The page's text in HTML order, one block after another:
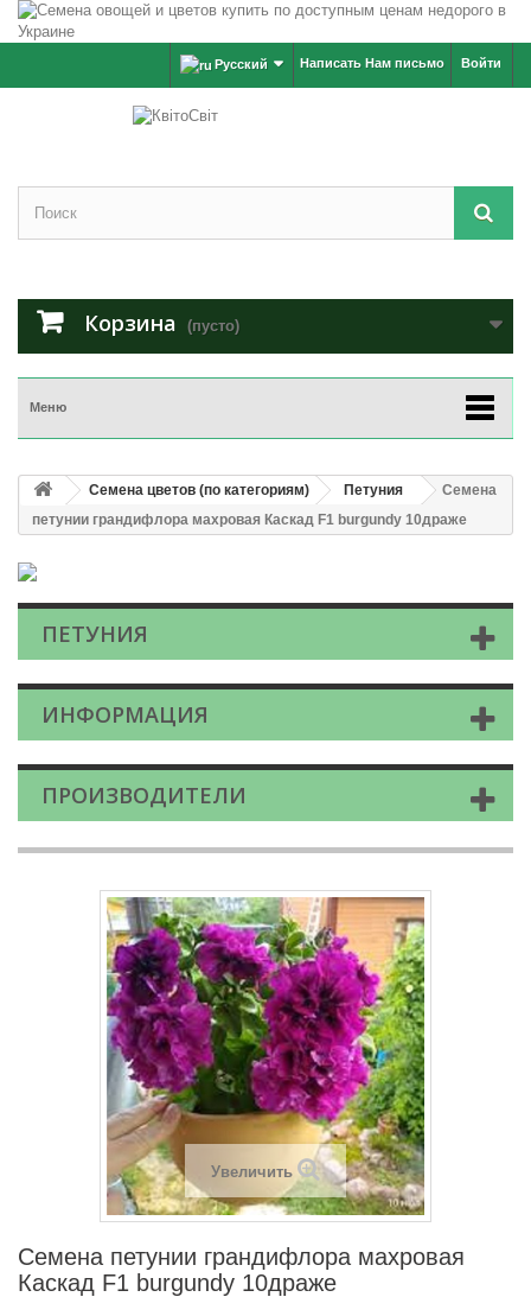
Войти
Написать Нам письмо
Русский
Корзина (пусто)
Меню
Семена цветов (по категориям) Петуния
Семена
петунии грандифлора махровая Каскад F1 burgundy 10драже
ПЕТУНИЯ
ИНФОРМАЦИЯ
ПРОИЗВОДИТЕЛИ
Увеличить
Семена петунии грандифлора махровая
Каскад F1 burgundy 10драже